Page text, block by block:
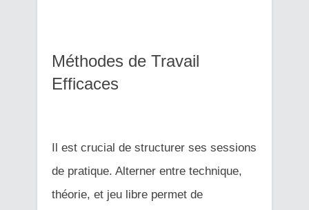
Méthodes de Travail
Efficaces
Il est crucial de structurer ses sessions
de pratique. Alterner entre technique,
théorie, et jeu libre permet de